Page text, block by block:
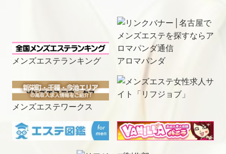
メンズエステランキング アロマパンダ
メンズエステワークス